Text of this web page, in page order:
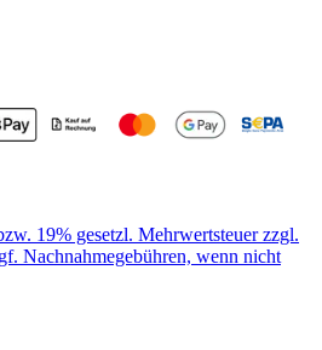
19% gesetzl. Mehrwertsteuer zzgl.
Nachnahmegebühren, wenn nicht